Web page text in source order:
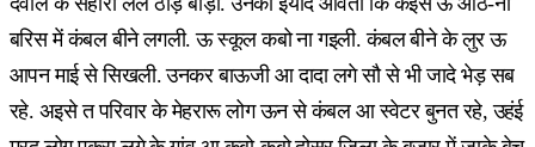
बरिस में कंबल बीने लगली. ऊ स्कूल कबो ना गइली. कंबल बीने के लुर ऊ
आपन माई से सिखली. उनकर बाऊजी आ दादा लगे सौ से भी जादे भेड़ सब
रहे. अइसे त परिवार के मेहरारू लोग ऊन से कंबल आ स्वेटर बुनत रहे, उहंई